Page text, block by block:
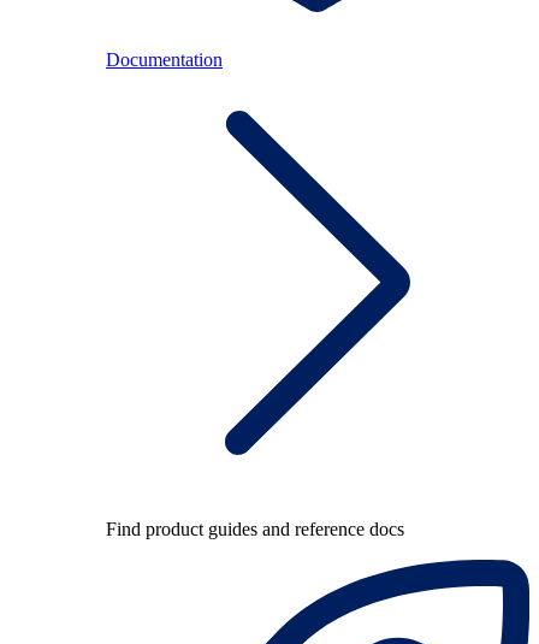
Documentation
Find product guides and reference docs